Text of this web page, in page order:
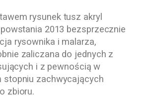
rysunek tusz akryl
2013 bezsprzecznie
rysownika i malarza,
zaliczana do jednych z
i z pewnością w
stopniu zachwycających
zbioru.